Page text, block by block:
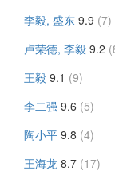
李毅, 盛东 9.9 (7)
卢荣德, 李毅 9.2
王毅 9.1 (9)
李二强 9.6 (5)
陶小平 9.8 (4)
王海龙 8.7 (17)